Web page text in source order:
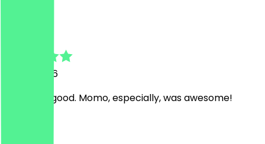
31. Mai 2026
Food was good. Momo, especially, was awesome!